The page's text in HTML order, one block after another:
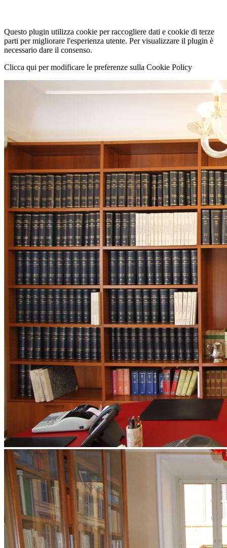
Questo plugin utilizza cookie per raccogliere dati e cookie di terze
parti per migliorare l'esperienza utente. Per visualizzare il plugin è
necessario dare il consenso.
Clicca qui per modificare le preferenze sulla Cookie Policy